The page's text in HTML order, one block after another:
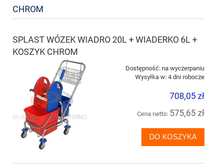
CHROM
SPLAST WÓZEK WIADRO 20L + WIADERKO 6L +
KOSZYK CHROM
Dostępność: na wyczerpaniu
Wysyłka w: 4 dni robocze
708,05 zł
Cena netto: 575,65 zł
DO KOSZYKA